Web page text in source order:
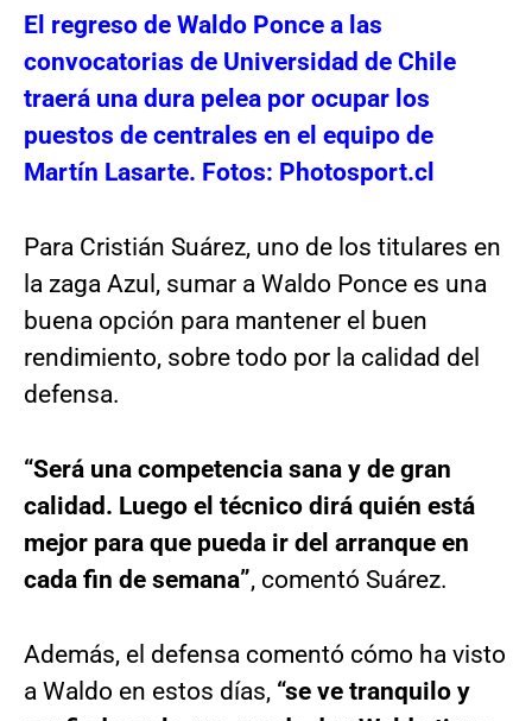
El regreso de Waldo Ponce a las
convocatorias de Universidad de Chile
traerá una dura pelea por ocupar los
puestos de centrales en el equipo de
Martín Lasarte. Fotos: Photosport.cl
Para Cristián Suárez, uno de los titulares en
la zaga Azul, sumar a Waldo Ponce es una
buena opción para mantener el buen
rendimiento, sobre todo por la calidad del
defensa.
“Será una competencia sana y de gran
calidad. Luego el técnico dirá quién está
mejor para que pueda ir del arranque en
cada fin de semana”, comentó Suárez.
Además, el defensa comentó cómo ha visto
a Waldo en estos días, “se ve tranquilo y